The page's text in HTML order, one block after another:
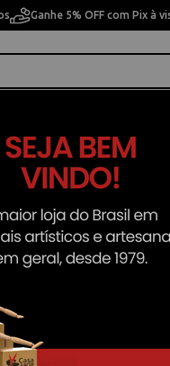
Ganhe 5% OFF com Pix à
Carandache 8011149
Tinta Caneta
Magnetic Blue
8011149